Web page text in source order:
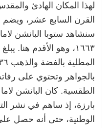
لهذا المكان الهادئ
القرن السابع عشر، ويضم
سنشاهد ستوبا البانشن
١٦٦٣، وهو الأقدم هنا.
بالجواهر وتحتوي على
الطقسية. كان البانشن
بارزة، إذ ساهم في نشر
الوطنية، حتى أنه حصل